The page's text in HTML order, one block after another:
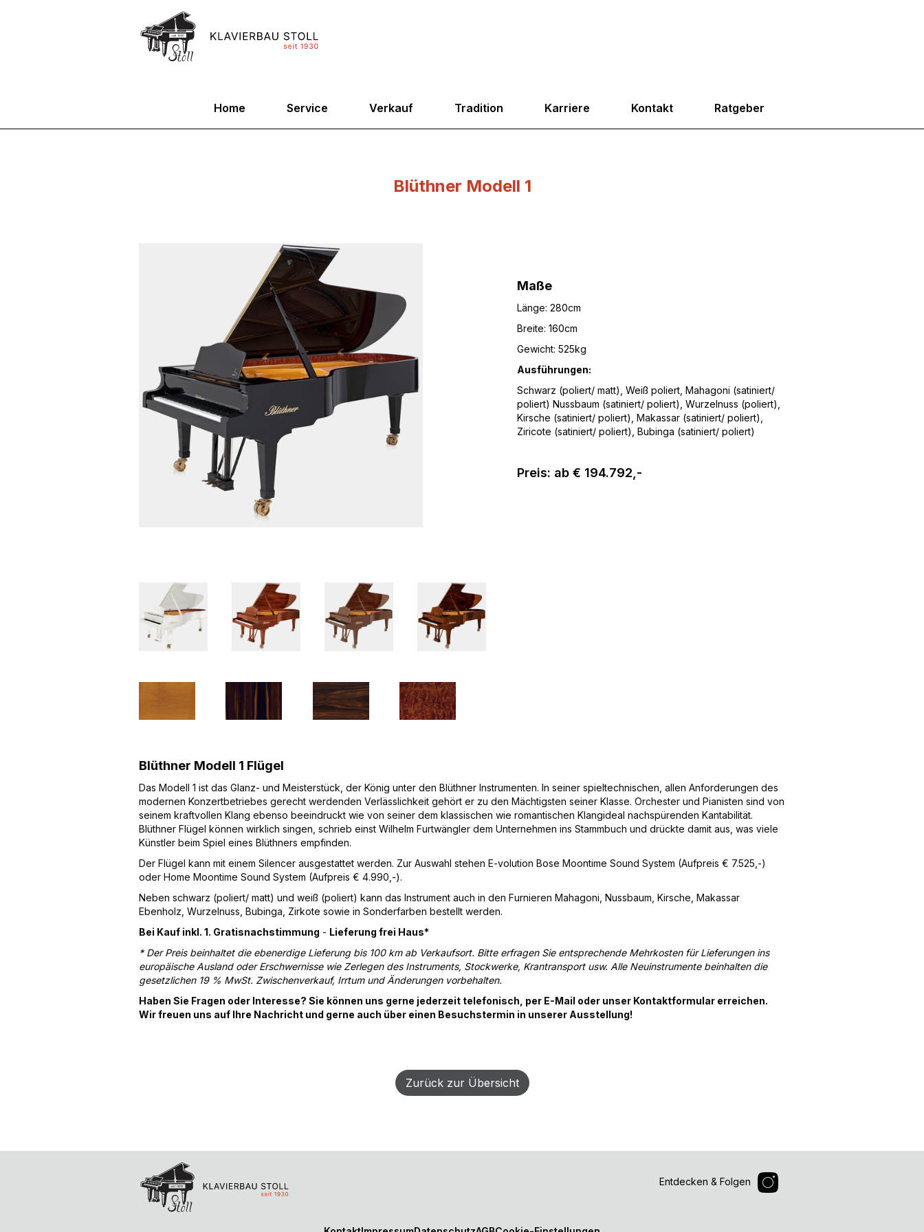
Home Service Verkauf Tradition Karriere Kontakt Ratgeber
Blüthner Modell 1
Maße
Länge: 280cm
Breite: 160cm
Gewicht: 525kg
Ausführungen:
Schwarz (poliert/ matt), Weiß poliert, Mahagoni (satiniert/
poliert) Nussbaum (satiniert/ poliert), Wurzelnuss (poliert),
Kirsche (satiniert/ poliert), Makassar (satiniert/ poliert),
Ziricote (satiniert/ poliert), Bubinga (satiniert/ poliert)
Preis: ab € 194.792,-
Blüthner Modell 1 Flügel
Das Modell 1 ist das Glanz- und Meisterstück, der König unter den Blüthner Instrumenten. In seiner spieltechnischen, allen Anforderungen des
modernen Konzertbetriebes gerecht werdenden Verlässlichkeit gehört er zu den Mächtigsten seiner Klasse. Orchester und Pianisten sind von
seinem kraftvollen Klang ebenso beeindruckt wie von seiner dem klassischen wie romantischen Klangideal nachspürenden Kantabilität.
Blüthner Flügel können wirklich singen, schrieb einst Wilhelm Furtwängler dem Unternehmen ins Stammbuch und drückte damit aus, was viele
Künstler beim Spiel eines Blüthners empfinden.
Der Flügel kann mit einem Silencer ausgestattet werden. Zur Auswahl stehen E-volution Bose Moontime Sound System (Aufpreis € 7.525,-)
oder Home Moontime Sound System (Aufpreis € 4.990,-).
Neben schwarz (poliert/ matt) und weiß (poliert) kann das Instrument auch in den Furnieren Mahagoni, Nussbaum, Kirsche, Makassar
Ebenholz, Wurzelnuss, Bubinga, Zirkote sowie in Sonderfarben bestellt werden.
Bei Kauf inkl. 1. Gratisnachstimmung - Lieferung frei Haus*
* Der Preis beinhaltet die ebenerdige Lieferung bis 100 km ab Verkaufsort. Bitte erfragen Sie entsprechende Mehrkosten für Lieferungen ins
europäische Ausland oder Erschwernisse wie Zerlegen des Instruments, Stockwerke, Krantransport usw. Alle Neuinstrumente beinhalten die
gesetzlichen 19 % MwSt. Zwischenverkauf, Irrtum und Änderungen vorbehalten.
Haben Sie Fragen oder Interesse? Sie können uns gerne jederzeit telefonisch, per E-Mail oder unser Kontaktformular erreichen.
Wir freuen uns auf Ihre Nachricht und gerne auch über einen Besuchstermin in unserer Ausstellung!
Zurück zur Übersicht
Entdecken & Folgen